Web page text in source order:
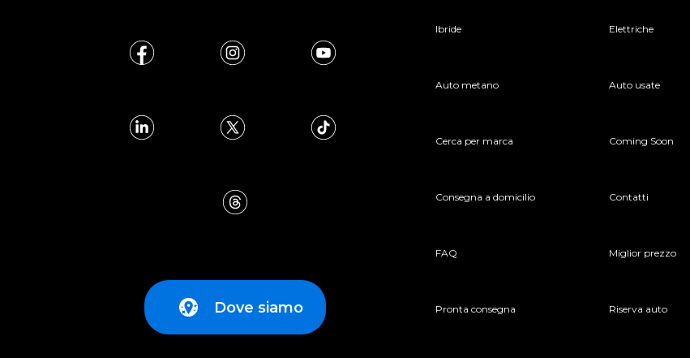
Dove siamo
Ibride Elettriche
Auto metano Auto usate
Cerca per marca Coming Soon
Consegna a domicilio Contatti
FAQ Miglior prezzo
Pronta consegna Riserva auto